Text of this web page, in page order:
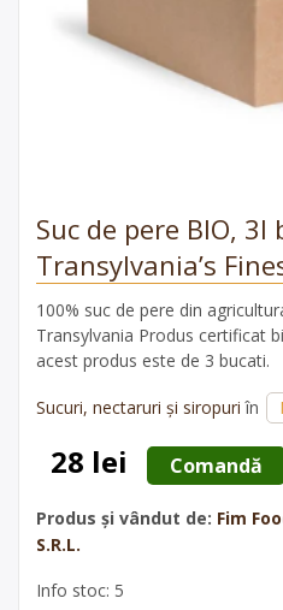
Suc de pere BIO, 3l
Transylvania’s
100% suc de pere din
Transylvania Produs certificat
acest produs este de 3 bucati.
Sucuri, nectaruri și siropuri în
28 lei Comandă
Produs și vândut de: Fim
S.R.L.
Info stoc: 5